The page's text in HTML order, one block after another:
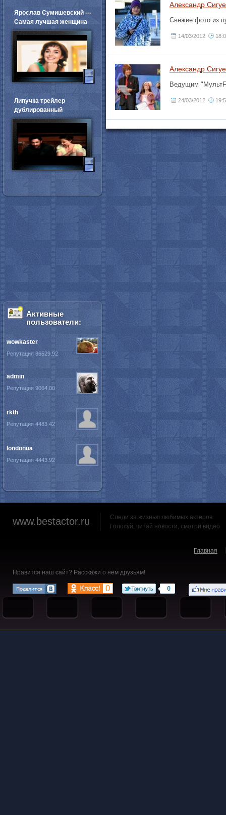
Александр
Свежие фото из
14/03/2012
Александр
Ведущим
24/03/2012
Ярослав Сумишевский ---
Самая лучшая женщина
Липучка трейлер
дублированный
Активные
пользователи:
wowkaster
Репутация 86529.92
admin
Репутация 9064.00
rkth
Репутация 4483.42
londonua
Репутация 4443.92
www.bestactor.ru
Следи за жизнью любимых актеров
Голосуй, читай новости, смотри видео
Главная
Нравится наш сайт? Расскажи о нём друзьям!